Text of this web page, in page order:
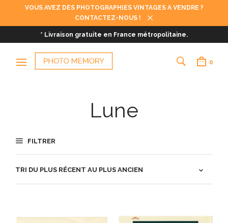
VOUS AVEZ DES PHOTOGRAPHIES VINTAGES A VENDRE ?
CONTACTEZ-NOUS !
* Livraison gratuite en France métropolitaine.
0
Lune
FILTRER